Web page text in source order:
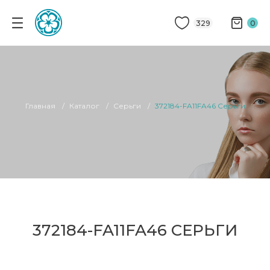
329 0
Главная Каталог Серьги 372184-FA11FA46 Серьги
372184-FA11FA46 СЕРЬГИ